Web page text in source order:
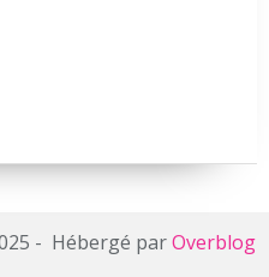
- Hébergé parOverblog